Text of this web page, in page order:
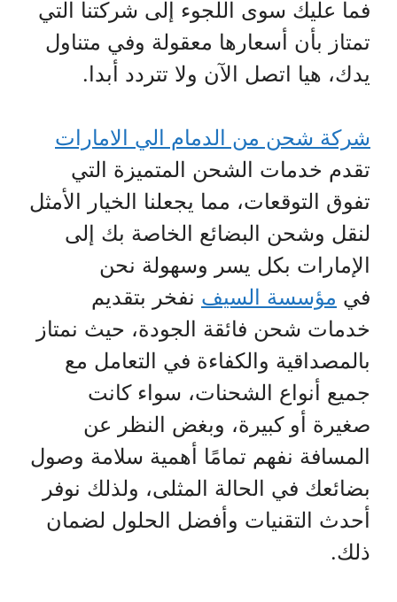
فما عليك سوى اللجوء إلى شركتنا التي
تمتاز بأن أسعارها معقولة وفي متناول
يدك، هيا اتصل الآن ولا تتردد أبدا.
شركة شحن من الدمام الي الامارات
تقدم خدمات الشحن المتميزة التي
تفوق التوقعات، مما يجعلنا الخيار الأمثل
لنقل وشحن البضائع الخاصة بك إلى
الإمارات بكل يسر وسهولة نحن
في مؤسسة السيف نفخر بتقديم
خدمات شحن فائقة الجودة، حيث نمتاز
بالمصداقية والكفاءة في التعامل مع
جميع أنواع الشحنات، سواء كانت
صغيرة أو كبيرة، وبغض النظر عن
المسافة نفهم تمامًا أهمية سلامة وصول
بضائعك في الحالة المثلى، ولذلك نوفر
أحدث التقنيات وأفضل الحلول لضمان
ذلك.